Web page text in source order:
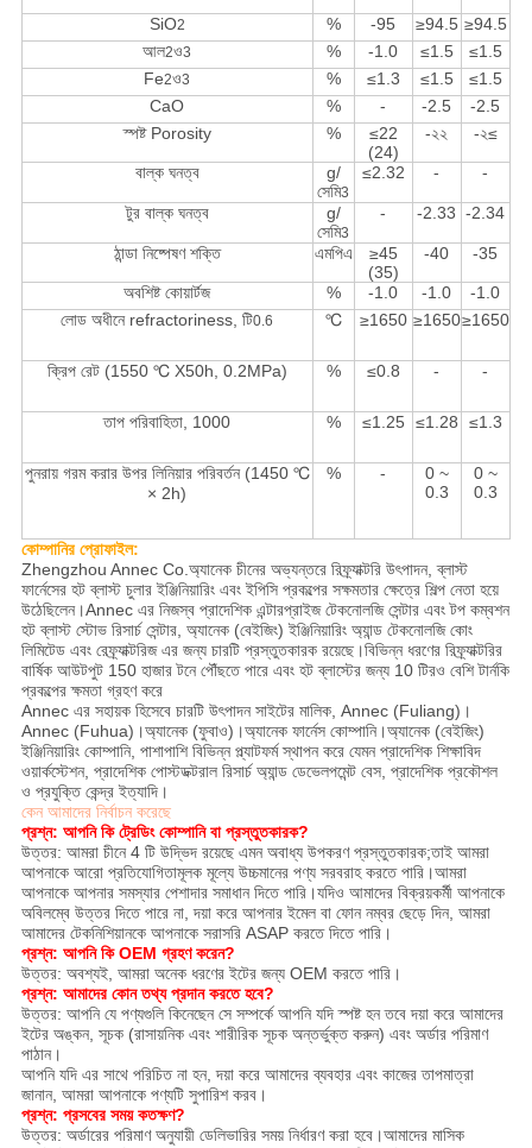
SiO2 % -95 ≥94.5 ≥94.5
আল2ও3 % -1.0 ≤1.5
≤1.5
Fe2ও3 % ≤1.3 ≤1.5
≤1.5
CaO
% - -2.5
-2.5
স্পষ্ট Porosity
%
≤22
(24)
-২২ -২≤
বাল্ক ঘনত্ব
g/
সেমি3
≤2.32 - -
টুর বাল্ক ঘনত্ব
g/
সেমি3
- -2.33 -2.34
ঠান্ডা নিষ্পেষণ শক্তি এমপিএ
≥45
(35)
-40 -35
অবশিষ্ট কোয়ার্টজ % -1.0 -1.0
-1.0
লোড অধীনে refractoriness, টি0.6 ℃ ≥1650 ≥1650≥1650
ক্রিপ রেট (1550 ℃ X50h, 0.2MPa) % ≤0.8 - -
তাপ পরিবাহিতা, 1000 % ≤1.25 ≤1.28 ≤1.3
পুনরায় গরম করার উপর লিনিয়ার পরিবর্তন (1450 ℃
× 2h)
% -
0 ~
0.3
0 ~
0.3
কোম্পানির প্রোফাইল:
Zhengzhou Annec Co.অ্যানেক চীনের অভ্যন্তরে রিফ্র্যাক্টরি উৎপাদন, ব্লাস্ট
ফার্নেসের হট ব্লাস্ট চুলার ইঞ্জিনিয়ারিং এবং ইপিসি প্রকল্পের সক্ষমতার ক্ষেত্রে শিল্প নেতা হয়ে
উঠেছিলেন।Annec এর নিজস্ব প্রাদেশিক এন্টারপ্রাইজ টেকনোলজি সেন্টার এবং টপ কম্বশন
হট ব্লাস্ট স্টোভ রিসার্চ সেন্টার, অ্যানেক (বেইজিং) ইঞ্জিনিয়ারিং অ্যান্ড টেকনোলজি কোং
লিমিটেড এবং রেফ্র্যাক্টরিজ এর জন্য চারটি প্রস্তুতকারক রয়েছে।বিভিন্ন ধরণের রিফ্র্যাক্টরির
বার্ষিক আউটপুট 150 হাজার টনে পৌঁছতে পারে এবং হট ব্লাস্টের জন্য 10 টিরও বেশি টার্নকি
প্রকল্পের ক্ষমতা গ্রহণ করে
Annec এর সহায়ক হিসেবে চারটি উৎপাদন সাইটের মালিক, Annec (Fuliang)।
Annec (Fuhua)।অ্যানেক (ফুবাও)।অ্যানেক ফার্নেস কোম্পানি।অ্যানেক (বেইজিং)
ইঞ্জিনিয়ারিং কোম্পানি, পাশাপাশি বিভিন্ন প্ল্যাটফর্ম স্থাপন করে যেমন প্রাদেশিক শিক্ষাবিদ
ওয়ার্কস্টেশন, প্রাদেশিক পোস্টডক্টরাল রিসার্চ অ্যান্ড ডেভেলপমেন্ট বেস, প্রাদেশিক প্রকৌশল
ও প্রযুক্তি কেন্দ্র ইত্যাদি।
কেন আমাদের নির্বাচন করেছে
প্রশ্ন: আপনি কি ট্রেডিং কোম্পানি বা প্রস্তুতকারক?
উত্তর: আমরা চীনে 4 টি উদ্ভিদ রয়েছে এমন অবাধ্য উপকরণ প্রস্তুতকারক;তাই আমরা
আপনাকে আরো প্রতিযোগিতামূলক মূল্যে উচ্চমানের পণ্য সরবরাহ করতে পারি।আমরা
আপনাকে আপনার সমস্যার পেশাদার সমাধান দিতে পারি।যদিও আমাদের বিক্রয়কর্মী আপনাকে
অবিলম্বে উত্তর দিতে পারে না, দয়া করে আপনার ইমেল বা ফোন নম্বর ছেড়ে দিন, আমরা
আমাদের টেকনিশিয়ানকে আপনাকে সরাসরি ASAP করতে দিতে পারি।
প্রশ্ন: আপনি কি OEM গ্রহণ করেন?
উত্তর: অবশ্যই, আমরা অনেক ধরণের ইটের জন্য OEM করতে পারি।
প্রশ্ন: আমাদের কোন তথ্য প্রদান করতে হবে?
উত্তর: আপনি যে পণ্যগুলি কিনেছেন সে সম্পর্কে আপনি যদি স্পষ্ট হন তবে দয়া করে আমাদের
ইটের অঙ্কন, সূচক (রাসায়নিক এবং শারীরিক সূচক অন্তর্ভুক্ত করুন) এবং অর্ডার পরিমাণ
পাঠান।
আপনি যদি এর সাথে পরিচিত না হন, দয়া করে আমাদের ব্যবহার এবং কাজের তাপমাত্রা
জানান, আমরা আপনাকে পণ্যটি সুপারিশ করব।
প্রশ্ন: প্রসবের সময় কতক্ষণ?
উত্তর: অর্ডারের পরিমাণ অনুযায়ী ডেলিভারির সময় নির্ধারণ করা হবে।আমাদের মাসিক